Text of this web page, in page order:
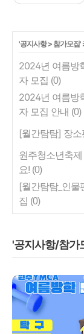
'공지사항> 참가모집'
2024년 여름방
자 모집 (0)
2024년 여름방
자 모집 안내 (0)
[월간탐탐] 장소
원주청소년축
요! (0)
[월간탐탐_인물
집 (0)
'공지사항/참가